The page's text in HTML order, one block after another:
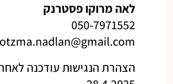
לאה מרוקו פסטרנק
050-7971552‏
otzma.nadlan@gmail.com
הצהרת הנגישות עודכנה